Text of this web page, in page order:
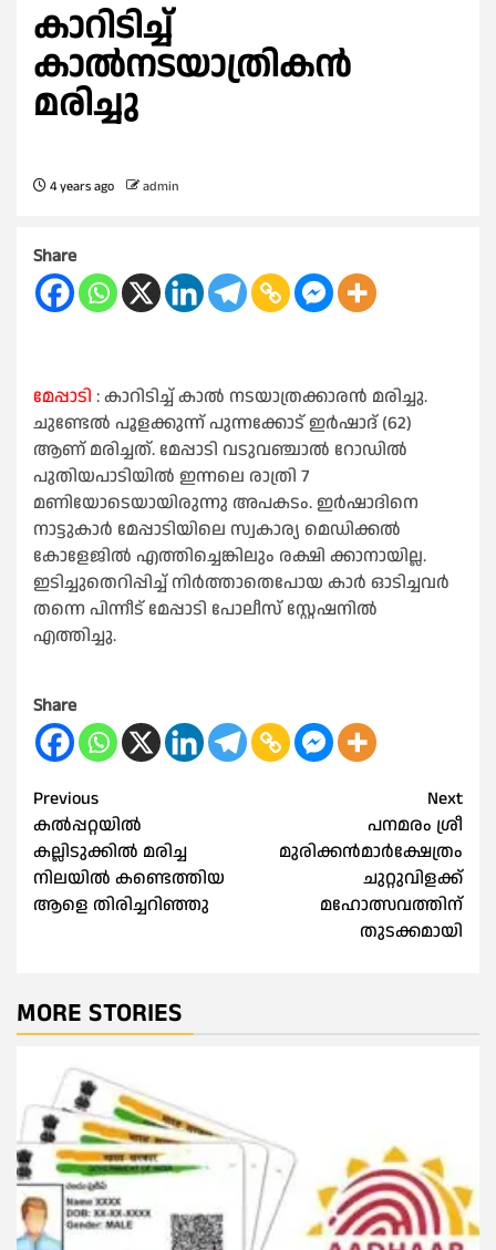
കാറിടിച്ച്
കാൽനടയാത്രികൻ
മരിച്ചു
4 years ago admin
Share
മേപ്പാടി : കാറിടിച്ച് കാൽ നടയാത്രക്കാരൻ മരിച്ചു.
ചുണ്ടേൽ പൂളക്കുന്ന് പുന്നക്കോട് ഇർഷാദ് (62)
ആണ് മരിച്ചത്. മേപ്പാടി വടുവഞ്ചാൽ റോഡിൽ
പുതിയപാടിയിൽ ഇന്നലെ രാത്രി 7
മണിയോടെയായിരുന്നു അപകടം. ഇർഷാദിനെ
നാട്ടുകാർ മേപ്പാടിയിലെ സ്വകാര്യ മെഡിക്കൽ
കോളേജിൽ എത്തിച്ചെങ്കിലും രക്ഷി ക്കാനായില്ല.
ഇടിച്ചുതെറിപ്പിച്ച് നിർത്താതെപോയ കാർ ഓടിച്ചവർ
തന്നെ പിന്നീട് മേപ്പാടി പോലീസ് സ്റ്റേഷനിൽ
എത്തിച്ചു.
Share
Post
navigation
Previous
കൽപ്പറ്റയിൽ
കല്ലിടുക്കിൽ മരിച്ച
നിലയിൽ കണ്ടെത്തിയ
ആളെ തിരിച്ചറിഞ്ഞു
Next
പനമരം ശ്രീ
മുരിക്കൻമാർക്ഷേത്രം
ചുറ്റുവിളക്ക്
മഹോത്സവത്തിന്
തുടക്കമായി
MORE STORIES